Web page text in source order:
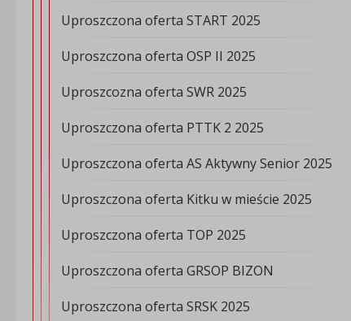
Uproszczona oferta START 2025
Uproszczona oferta OSP II 2025
Uproszcozna oferta SWR 2025
Uproszczona oferta PTTK 2 2025
Uproszczona oferta AS Aktywny Senior 2025
Uproszczona oferta Kitku w mieście 2025
Uproszczona oferta TOP 2025
Uproszczona oferta GRSOP BIZON
Uproszczona oferta SRSK 2025